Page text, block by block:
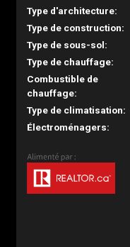
Type d'architecture:
Type de construction:
Type de sous-sol:
Type de chauffage:
Combustible de
chauffage:
Type de climatisation:
Électroménagers: